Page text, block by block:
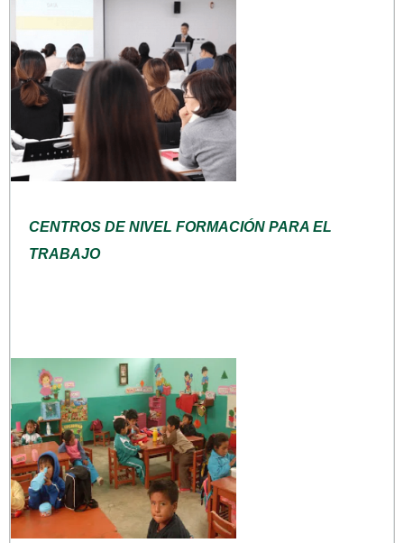
CENTROS DE NIVEL FORMACIÓN PARA EL
TRABAJO